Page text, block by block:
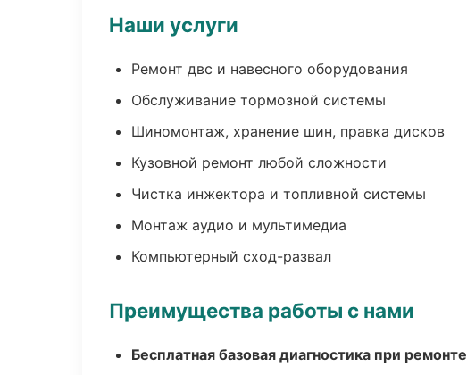
Наши услуги
Ремонт двс и навесного оборудования
Обслуживание тормозной системы
Шиномонтаж, хранение шин, правка дисков
Кузовной ремонт любой сложности
Чистка инжектора и топливной системы
Монтаж аудио и мультимедиа
Компьютерный сход-развал
Преимущества работы с нами
Бесплатная базовая диагностика при ремонте